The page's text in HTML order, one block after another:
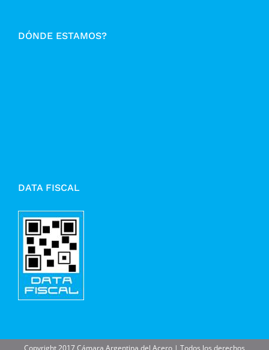
DÓNDE ESTAMOS?
DATA FISCAL
Copyright 2017 Cámara Argentina del Acero | Todos los derechos